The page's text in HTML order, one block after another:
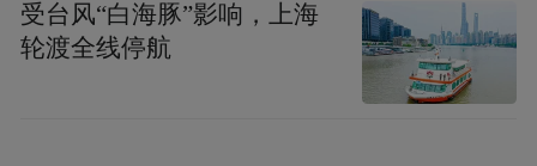
受台风“白海豚”影响，上海
轮渡全线停航